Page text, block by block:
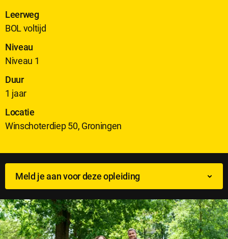
Leerweg
BOL voltijd
Niveau
Niveau 1
Duur
1 jaar
Locatie
Winschoterdiep 50, Groningen
Meld je aan voor deze opleiding